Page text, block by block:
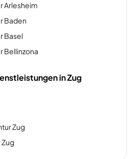
Arlesheim
Baden
Basel
Bellinzona
in Zug
Zug